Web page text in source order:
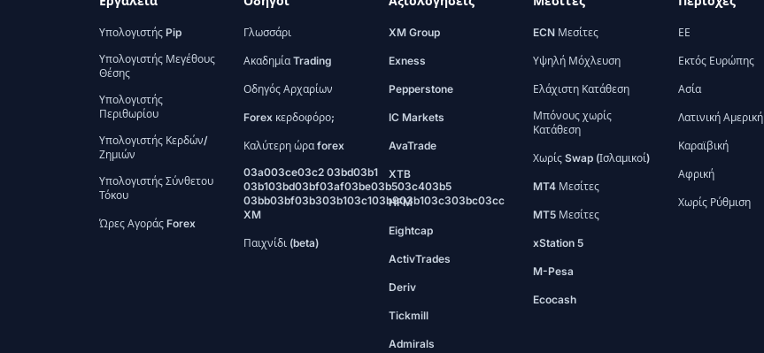
Υπολογιστής Pip
Υπολογιστής Μεγέθους
Θέσης
Υπολογιστής
Περιθωρίου
Υπολογιστής Κερδών/
Ζημιών
Υπολογιστής Σύνθετου
Τόκου
Ώρες Αγοράς Forex
Γλωσσάρι
Ακαδημία Trading
Οδηγός Αρχαρίων
Forex κερδοφόρο;
Καλύτερη ώρα forex
03a003ce03c2 03bd03b1
03b103bd03bf03af03be03b503c403b5
03bb03bf03b303b103c103b903b103c303bc03cc
XM
Παιχνίδι (beta)
XM Group
Exness
Pepperstone
IC Markets
AvaTrade
XTB
HFM
Eightcap
ActivTrades
Deriv
Tickmill
Admirals
ECN Μεσίτες
Υψηλή Μόχλευση
Ελάχιστη Κατάθεση
Μπόνους χωρίς
Κατάθεση
Χωρίς Swap (Ισλαμικοί)
MT4 Μεσίτες
MT5 Μεσίτες
xStation 5
M-Pesa
Ecocash
ΕΕ
Εκτός Ευρώπης
Ασία
Λατινική Αμερική
Καραϊβική
Αφρική
Χωρίς Ρύθμιση